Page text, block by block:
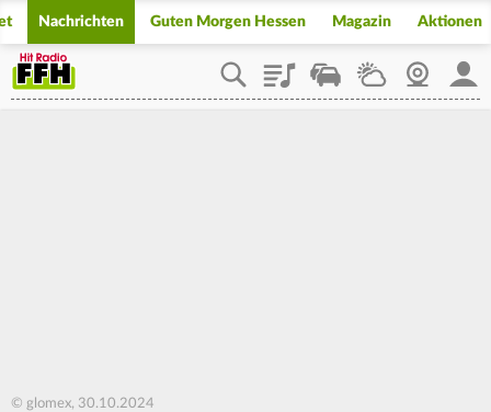
Nachrichten Guten Morgen Hessen Magazin Aktionen
PlaylistStaupilotWetterWebcam
© glomex, 30.10.2024